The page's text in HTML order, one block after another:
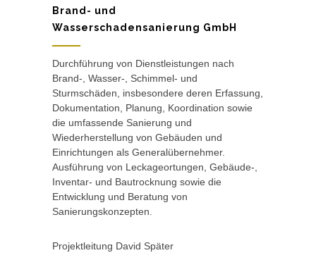
Brand- und
Wasserschadensanierung GmbH
Durchführung von Dienstleistungen nach
Brand-, Wasser-, Schimmel- und
Sturmschäden, insbesondere deren Erfassung,
Dokumentation, Planung, Koordination sowie
die umfassende Sanierung und
Wiederherstellung von Gebäuden und
Einrichtungen als Generalübernehmer.
Ausführung von Leckageortungen, Gebäude-,
Inventar- und Bautrocknung sowie die
Entwicklung und Beratung von
Sanierungskonzepten.
Projektleitung David Später